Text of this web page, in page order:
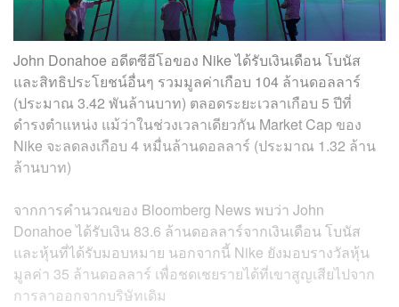
John Donahoe อดีตซีอีโอของ Nike ได้รับเงินเดือน โบนัส
และสิทธิประโยชน์อื่นๆ รวมมูลค่าเกือบ 104 ล้านดอลลาร์
(ประมาณ 3.42 พันล้านบาท) ตลอดระยะเวลาเกือบ 5 ปีที่
ดำรงตำแหน่ง แม้ว่าในช่วงเวลาเดียวกัน Market Cap ของ
Nike จะลดลงเกือบ 4 หมื่นล้านดอลลาร์ (ประมาณ 1.32 ล้าน
ล้านบาท)
จากการคำนวณของ Bloomberg News พบว่า John
Donahoe ได้รับเงิน 83.6 ล้านดอลลาร์จากเงินเดือน โบนัส
และหุ้นที่ได้รับมอบหมาย นอกจากนี้ Nike ยังมอบรางวัลหุ้น
มูลค่า 35 ล้านดอลลาร์ เพื่อชดเชยรายได้ที่เขาสูญเสียไปจาก
การลาออกจากบริษัทเดิม